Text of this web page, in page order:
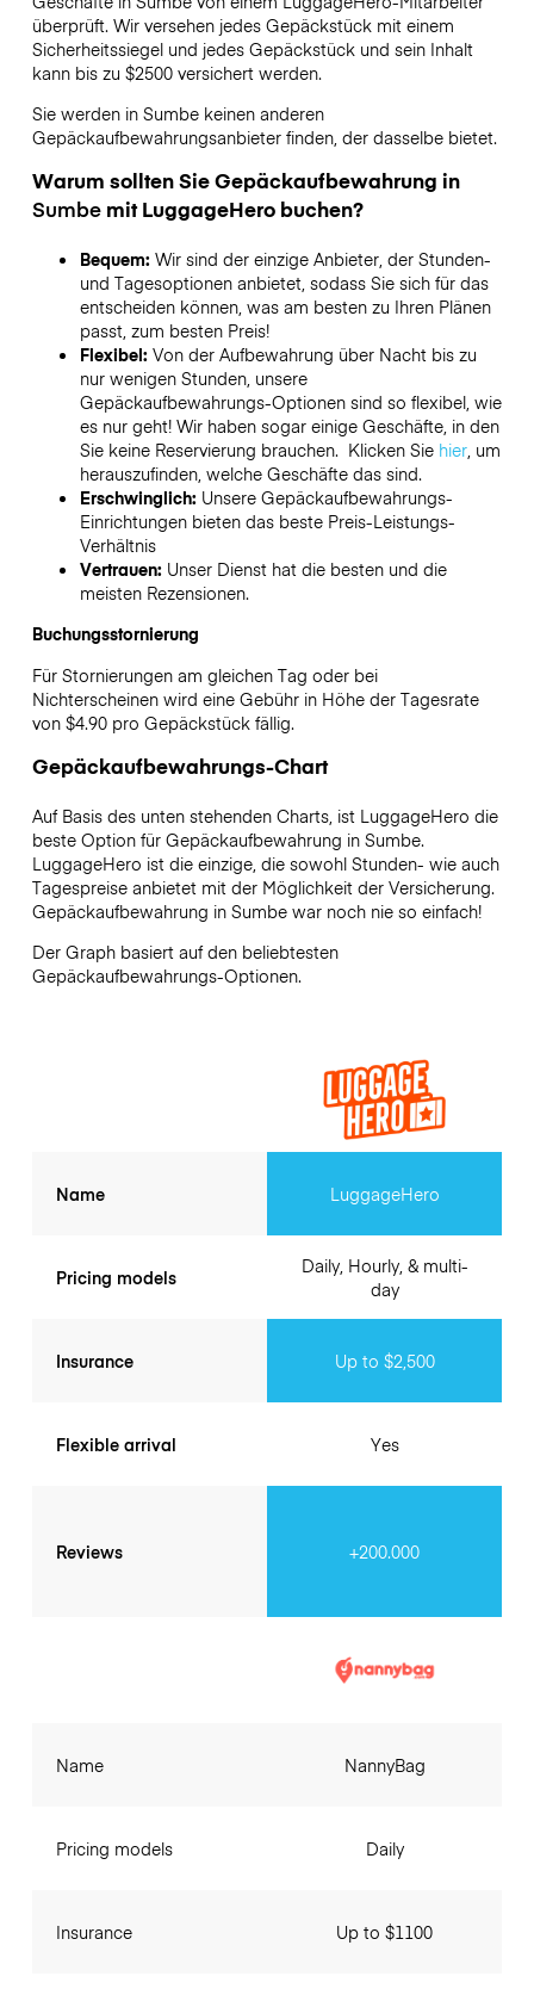
überprüft. Wir versehen jedes Gepäckstück mit einem
Sicherheitssiegel und jedes Gepäckstück und sein Inhalt
kann bis zu $2500versichert werden.
Sie werden in Sumbekeinen anderen
Gepäckaufbewahrungsanbieter finden, der dasselbe bietet.
Warum sollten Sie Gepäckaufbewahrung in
Sumbemit LuggageHero buchen?
Bequem: Wir sind der einzige Anbieter, der Stunden-
und Tagesoptionen anbietet, sodass Sie sich für das
entscheiden können, was am besten zu Ihren Plänen
passt, zum besten Preis!
Flexibel: Von der Aufbewahrung über Nacht bis zu
nur wenigen Stunden, unsere
Gepäckaufbewahrungs-Optionen sind so flexibel, wie
es nur geht! Wir haben sogar einige Geschäfte, in den
Sie keine Reservierung brauchen. Klicken Sie hier, um
herauszufinden, welche Geschäfte das sind.
Erschwinglich: Unsere Gepäckaufbewahrungs-
Einrichtungen bieten das beste Preis-Leistungs-
Verhältnis
Vertrauen: Unser Dienst hat die besten und die
meisten Rezensionen.
Buchungsstornierung
Für Stornierungen am gleichen Tag oder bei
Nichterscheinen wird eine Gebühr in Höhe der Tagesrate
von $4.90 pro Gepäckstück fällig.
Gepäckaufbewahrungs-Chart
Auf Basis des unten stehenden Charts, ist LuggageHero die
beste Option für Gepäckaufbewahrung in Sumbe.
LuggageHero ist die einzige, die sowohl Stunden- wie auch
Tagespreise anbietet mit der Möglichkeit der Versicherung.
Gepäckaufbewahrung in Sumbewar noch nie so einfach!
Der Graph basiert auf den beliebtesten
Gepäckaufbewahrungs-Optionen.
Name
Pricing models
Insurance
Flexible arrival
Reviews
LuggageHero
Daily, Hourly, & multi-
day
Up to $2,500
Yes
+200.000
Name
Pricing models
Insurance
NannyBag
Daily
Up to $1100